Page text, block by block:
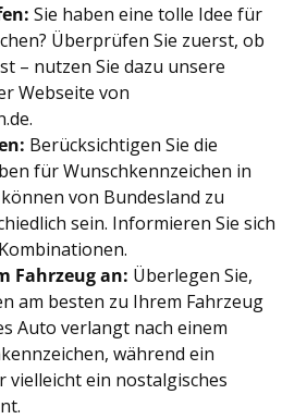
Sie haben eine tolle Idee für
Überprüfen Sie zuerst, ob
– nutzen Sie dazu unsere
Webseite von
Berücksichtigen Sie die
für Wunschkennzeichen in
von Bundesland zu
sein. Informieren Sie sich
Fahrzeug an: Überlegen Sie,
am besten zu Ihrem Fahrzeug
Auto verlangt nach einem
während ein
vielleicht ein nostalgisches